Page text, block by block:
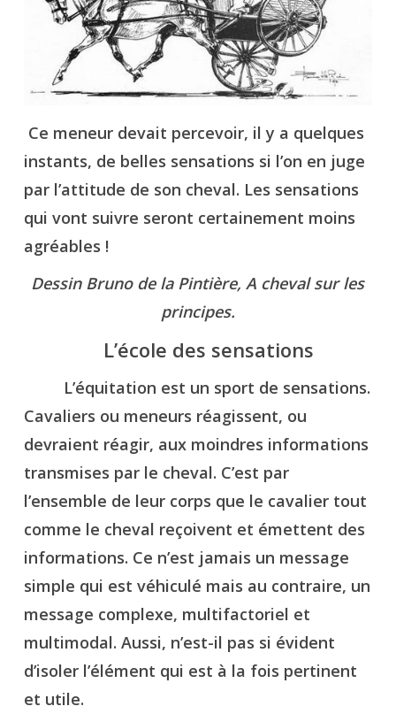
Ce meneur devait percevoir, il y a quelques
instants, de belles sensations si l’on en juge
par l’attitude de son cheval. Les sensations
qui vont suivre seront certainement moins
agréables !
Dessin Bruno de la Pintière, A cheval sur les
principes.
L’école des sensations
L’équitation est un sport de sensations.
Cavaliers ou meneurs réagissent, ou
devraient réagir, aux moindres informations
transmises par le cheval. C’est par
l’ensemble de leur corps que le cavalier tout
comme le cheval reçoivent et émettent des
informations. Ce n’est jamais un message
simple qui est véhiculé mais au contraire, un
message complexe, multifactoriel et
multimodal. Aussi, n’est-il pas si évident
d’isoler l’élément qui est à la fois pertinent
et utile.